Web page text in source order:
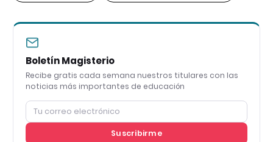
Boletín Magisterio
Recibe gratis cada semana nuestros titulares con las
noticias más importantes de educación
Suscribirme